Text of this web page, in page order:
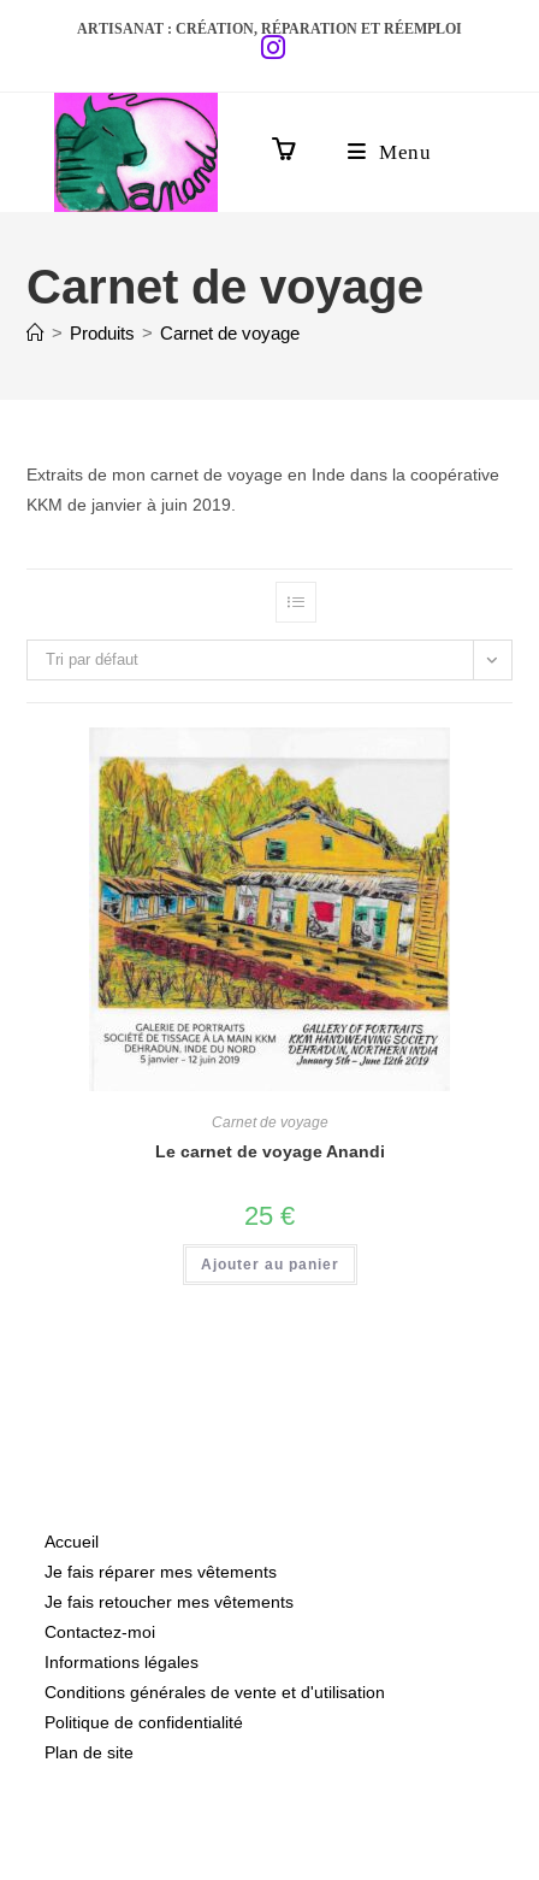
ARTISANAT : CRÉATION, RÉPARATION ET RÉEMPLOI
Menu
Carnet de voyage
> Produits > Carnet de voyage
Extraits de mon carnet de voyage en Inde dans la coopérative
KKM de janvier à juin 2019.
Tri par défaut
Carnet de voyage
Le carnet de voyage Anandi
25 €
Ajouter au panier
Accueil
Je fais réparer mes vêtements
Je fais retoucher mes vêtements
Contactez-moi
Informations légales
Conditions générales de vente et d'utilisation
Politique de confidentialité
Plan de site